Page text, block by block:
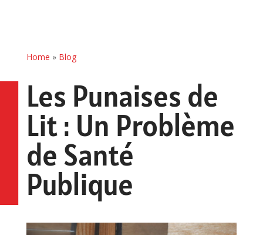
Home » Blog
Les Punaises de
Lit : Un Problème
de Santé
Publique